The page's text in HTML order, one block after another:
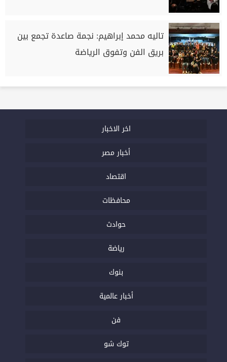
تاليه محمد إبراهيم: نجمة صاعدة تجمع بين
بريق الفن وتفوق الرياضة
اخر الاخبار
أخبار مصر
اقتصاد
محافظات
حوادث
رياضة
بنوك
أخبار عالمية
فن
توك شو